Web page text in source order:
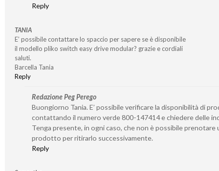
Reply
TANIA
E’ possibile contattare lo spaccio per sapere se è disponibile
il modello pliko switch easy drive modular? grazie e cordiali
saluti.
Barcella Tania
Reply
Redazione Peg Perego
Buongiorno Tania. E’ possibile verificare la disponibilità di
contattando il numero verde 800-147414 e chiedere delle
Tenga presente, in ogni caso, che non è possibile prenotare
prodotto per ritirarlo successivamente.
Reply